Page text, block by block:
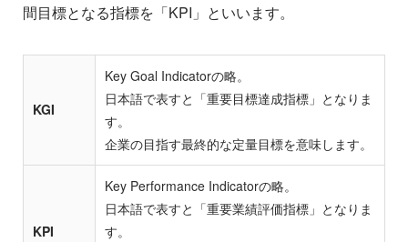
間目標となる指標を「KPI」といいます。
KGI
Key Goal Indicatorの略。
日本語で表すと「重要目標達成指標」となりま
す。
企業の目指す最終的な定量目標を意味します。
KPI
Key Performance Indicatorの略。
日本語で表すと「重要業績評価指標」となりま
す。